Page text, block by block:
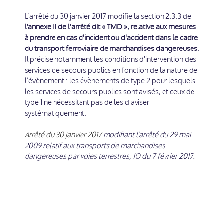
L’arrêté du 30 janvier 2017 modifie la section 2.3.3 de
l'annexe II de l'arrêté dit « TMD », relative aux mesures
à prendre en cas d'incident ou d'accident dans le cadre
du transport ferroviaire de marchandises dangereuses.
Il précise notamment les conditions d'intervention des
services de secours publics en fonction de la nature de
l’évènement : les évènements de type 2 pour lesquels
les services de secours publics sont avisés, et ceux de
type 1 ne nécessitant pas de les d'aviser
systématiquement.
Arrêté du 30 janvier 2017modifiant l'arrêté du 29 mai
2009 relatif aux transports de marchandises
dangereuses par voies terrestres, JO du 7 février 2017.